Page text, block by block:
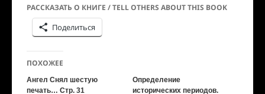
РАССКАЗАТЬ О КНИГЕ / TELL OTHERS ABOUT THIS BOOK
Поделиться
ПОХОЖЕЕ
Ангел Снял шестую
печать… Стр. 31
Определение
исторических периодов.